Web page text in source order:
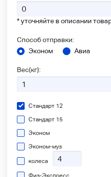
* уточняйте в описании
Способ отправки:
Эконом
Авиа
Вес(кг):
Стандарт 12
Стандарт 15
Эконом
Эконом-муз
колеса
Физ-Экспресс